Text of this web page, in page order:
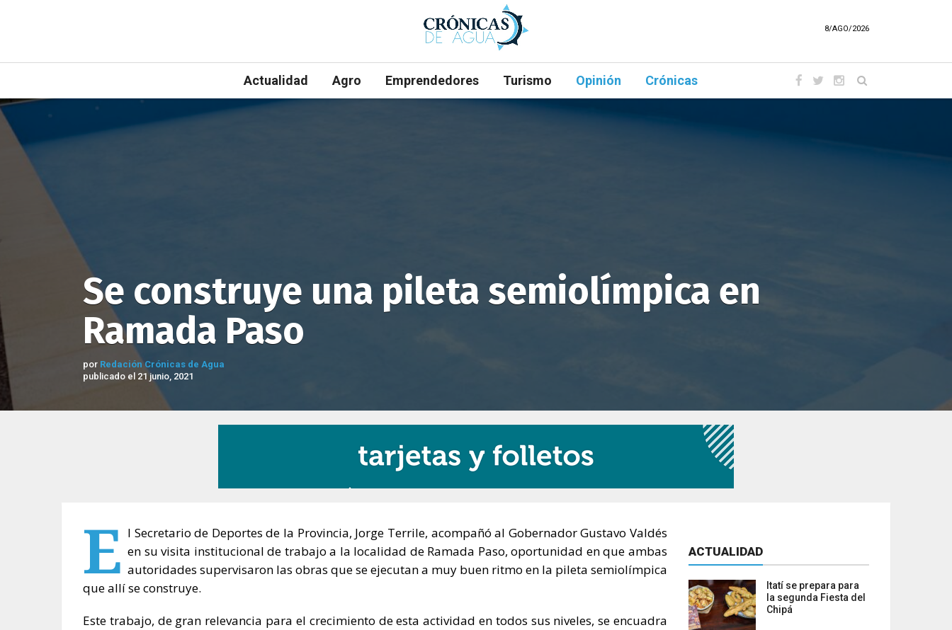
8/AGO/2026
Actualidad Agro Emprendedores Turismo Opinión Crónicas
Se construye una pileta semiolímpica en
Ramada Paso
por Redación Crónicas de Agua
publicado el 21 junio, 2021
E l Secretario de Deportes de la Provincia, Jorge Terrile, acompañó al Gobernador Gustavo Valdés
en su visita institucional de trabajo a la localidad de Ramada Paso, oportunidad en que ambas
autoridades supervisaron las obras que se ejecutan a muy buen ritmo en la pileta semiolímpica
que allí se construye.
Este trabajo, de gran relevancia para el crecimiento de esta actividad en todos sus niveles, se encuadra
ACTUALIDAD
Itatí se prepara para
la segunda Fiesta del
Chipá